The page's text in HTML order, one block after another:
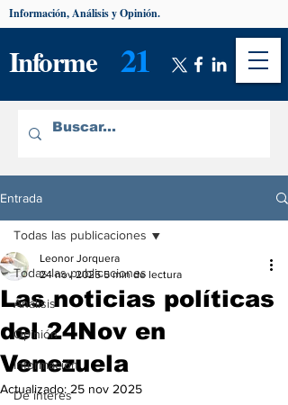
Informe 21
Información, Análisis y Opinión.
Entrada
Todas las publicaciones
Análisis
Opinión
Información
De interés
Todas las publicaciones
Las noticias políticas
del 24Nov en
Venezuela
Leonor Jorquera
24 nov 2025 5 min de lectura
Actualizado: 25 nov 2025